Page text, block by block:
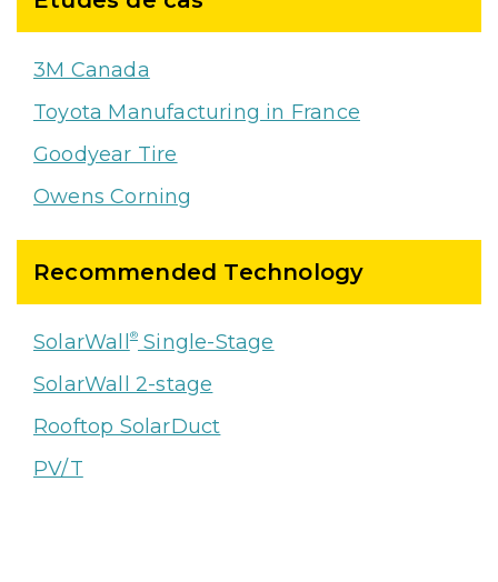
3M Canada
Toyota Manufacturing in France
Goodyear Tire
Owens Corning
Recommended Technology
SolarWall® Single-Stage
SolarWall 2-stage
Rooftop SolarDuct
PV/T